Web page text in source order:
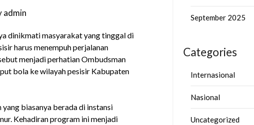
admin
dinikmati masyarakat yang tinggal di
harus menempuh perjalanan
menjadi perhatian Ombudsman
bola ke wilayah pesisir Kabupaten
yang biasanya berada di instansi
Kehadiran program ini menjadi
September 2025
Categories
Internasional
Nasional
Uncategorized